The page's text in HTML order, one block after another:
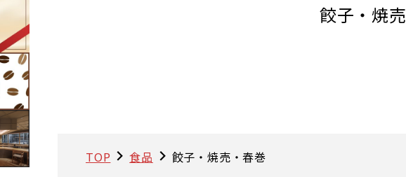
餃子・焼
TOP 食品 餃子・焼売・春巻